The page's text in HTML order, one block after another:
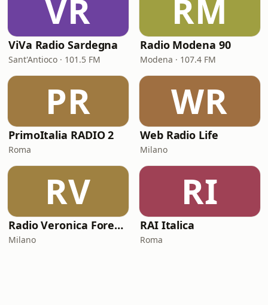
VR
ViVa Radio Sardegna
Sant'Antioco · 101.5 FM
RM
Radio Modena 90
Modena · 107.4 FM
PR
PrimoItalia RADIO 2
Roma
WR
Web Radio Life
Milano
RV
Radio Veronica Forever
Milano
RI
RAI Italica
Roma